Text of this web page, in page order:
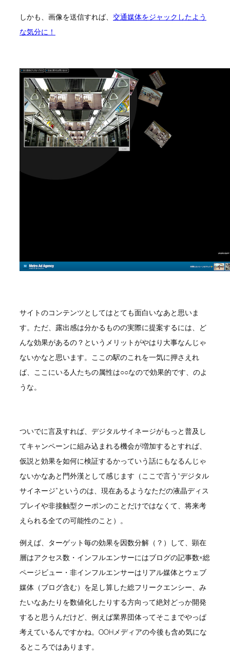
しかも、画像を送信すれば、 交通媒体をジャックしたよう
な気分に！
サイトのコンテンツとしてはとても面白いなあと思いま
す。ただ、露出感は分かるものの実際に提案するには、ど
んな効果があるの？というメリットがやはり大事なんじゃ
ないかなと思います。ここの駅のこれを一気に押さえれ
ば、ここにいる人たちの属性は○○なので効果的です、のよ
うな。
ついでに言及すれば、デジタルサイネージがもっと普及し
てキャンペーンに組み込まれる機会が増加するとすれば、
仮説と効果を如何に検証するかっていう話にもなるんじゃ
ないかなあと門外漢として感じます（ここで言う“デジタル
サイネージ”というのは、現在あるようなただの液晶ディス
プレイや非接触型クーポンのことだけではなくて、将来考
えられる全ての可能性のこと）。
例えば、ターゲット毎の効果を因数分解（？）して、顕在
層はアクセス数・インフルエンサーにはブログの記事数×総
ページビュー・非インフルエンサーはリアル媒体とウェブ
媒体（ブログ含む）を足し算した総フリークエンシー、み
たいなあたりを数値化したりする方向って絶対どっか開発
すると思うんだけど、例えば業界団体ってそこまでやっぱ
考えているんですかね。OOHメディアの今後も含め気にな
るところではあります。